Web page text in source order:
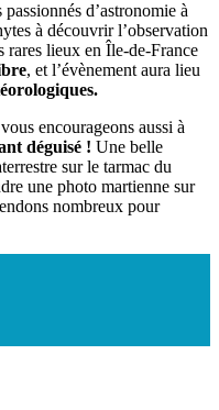
d’astronomie à
à découvrir l’observation
rares lieux en Île-de-France
, et l’évènement aura lieu
encourageons aussi à
déguisé ! Une belle
sur le tarmac du
une photo martienne sur
nombreux pour